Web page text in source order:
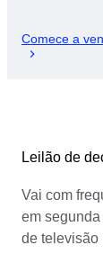
Comece a
Leilão de
Vai com
em
de televisão